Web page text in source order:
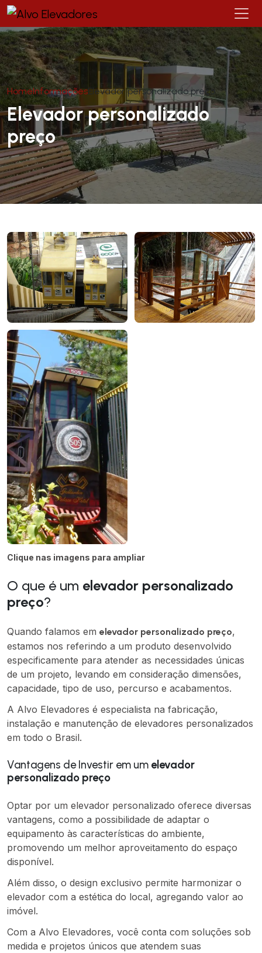
HomeInformaçõesElevador personalizado preço
Elevador personalizado
preço
Clique nas imagens para ampliar
O que é um elevador personalizado
preço?
Quando falamos em elevador personalizado preço,
estamos nos referindo a um produto desenvolvido
especificamente para atender as necessidades únicas
de um projeto, levando em consideração dimensões,
capacidade, tipo de uso, percurso e acabamentos.
A Alvo Elevadores é especialista na fabricação,
instalação e manutenção de elevadores personalizados
em todo o Brasil.
Vantagens de Investir em um elevador
personalizado preço
Optar por um elevador personalizado oferece diversas
vantagens, como a possibilidade de adaptar o
equipamento às características do ambiente,
promovendo um melhor aproveitamento do espaço
disponível.
Além disso, o design exclusivo permite harmonizar o
elevador com a estética do local, agregando valor ao
imóvel.
Com a Alvo Elevadores, você conta com soluções sob
medida e projetos únicos que atendem suas